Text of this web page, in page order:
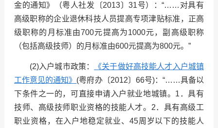
金的通知》（粤人社发〔2013〕31号）：“……对具有
高级职称的企业退休科技人员提高专项津贴标准，正高
级职称的月标准由700元提高为1000元，副高级职称
（包括高级技师）的月标准由600元提高为800元。”
(2)入户城市政策：
《关于做好高技能人才入户城镇
工作意见的通知》 (粤府办〔2012〕66号)：“……具备以
下条件之一的，可直接申请入户就业地城镇。1．具有
技师、高级技师职业资格的技能人才。2．具有高级工
职业资格，在入户地稳定就业、45周岁以下的技能人